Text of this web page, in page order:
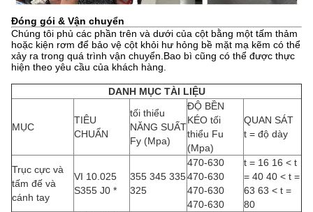
Đóng gói & Vận chuyển
Chúng tôi phủ các phần trên và dưới của cột bằng một tấm thảm
hoặc kiện rơm để bảo vệ cột khỏi hư hỏng bề mặt mạ kẽm có thể
xảy ra trong quá trình vận chuyển.Bao bì cũng có thể được thực
hiện theo yêu cầu của khách hàng.
DANH MỤC TÀI LIỆU
MỤC
TIÊU
CHUẨN
tối thiểu
NĂNG SUẤT
Fy (Mpa)
ĐỘ BỀN
KÉO tối
thiểu Fu
(Mpa)
QUAN SÁT
t = độ dày
Trục cực và
tấm đế và
cánh tay
VI 10.025
S355 J0 *
355 345 335
325
470-630
470-630
470-630
470-630
t = 16 16 < t
= 40 40 < t =
63 63 < t =
80